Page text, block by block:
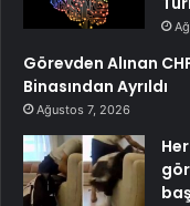
Görevden Alınan
Binasından Ayrıldı
Ağustos 7, 2026